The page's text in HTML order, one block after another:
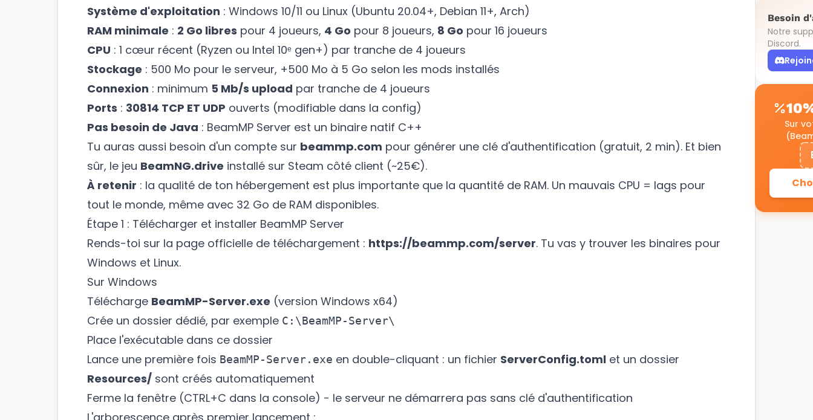
Système d'exploitation : Windows 10/11 ou Linux (Ubuntu 20.04+, Debian 11+, Arch)
RAM minimale : 2 Go libres pour 4 joueurs, 4 Go pour 8 joueurs, 8 Go pour 16 joueurs
CPU : 1 cœur récent (Ryzen ou Intel 10ᵉ gen+) par tranche de 4 joueurs
Stockage : 500 Mo pour le serveur, +500 Mo à 5 Go selon les mods installés
Connexion : minimum 5 Mb/s upload par tranche de 4 joueurs
Ports : 30814 TCP ET UDP ouverts (modifiable dans la config)
Pas besoin de Java : BeamMP Server est un binaire natif C++
Tu auras aussi besoin d'un compte sur beammp.com pour générer une clé d'authentification (gratuit, 2 min). Et bien
sûr, le jeu BeamNG.drive installé sur Steam côté client (~25€).
À retenir : la qualité de ton hébergement est plus importante que la quantité de RAM. Un mauvais CPU = lags pour
tout le monde, même avec 32 Go de RAM disponibles.
Étape 1 : Télécharger et installer BeamMP Server
Rends-toi sur la page officielle de téléchargement : https://beammp.com/server. Tu vas y trouver les binaires pour
Windows et Linux.
Sur Windows
Télécharge BeamMP-Server.exe (version Windows x64)
Crée un dossier dédié, par exemple C:\BeamMP-Server\
Place l'exécutable dans ce dossier
Lance une première fois BeamMP-Server.exe en double-cliquant : un fichier ServerConfig.toml et un dossier
Resources/ sont créés automatiquement
Ferme la fenêtre (CTRL+C dans la console) - le serveur ne démarrera pas sans clé d'authentification
Besoin
Notre
Discord.
Sur